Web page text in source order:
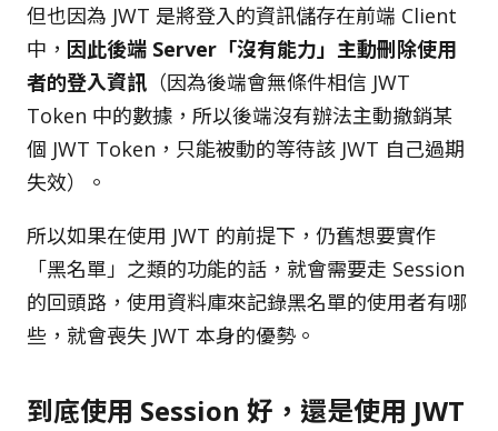
但也因為 JWT 是將登入的資訊儲存在前端 Client
中， 因此後端 Server「沒有能力」主動刪除使用
者的登入資訊 （因為後端會無條件相信 JWT
Token 中的數據，所以後端沒有辦法主動撤銷某
個 JWT Token，只能被動的等待該 JWT 自己過期
失效）。
所以如果在使用 JWT 的前提下，仍舊想要實作
「黑名單」之類的功能的話，就會需要走 Session
的回頭路，使用資料庫來記錄黑名單的使用者有哪
些，就會喪失 JWT 本身的優勢。
到底使用 Session 好，還是使用 JWT